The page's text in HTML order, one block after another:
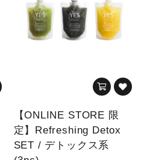
【ONLINE STORE 限
定】Refreshing Detox
SET / デトックス系